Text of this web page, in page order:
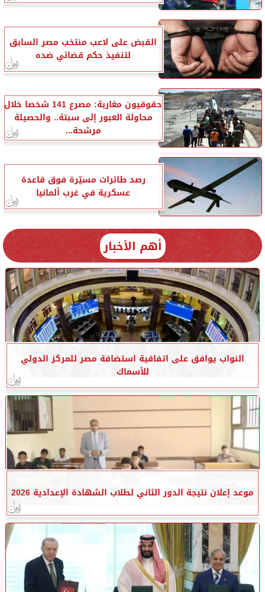
القبض على لاعب منتخب مصر السابق
لتنفيذ حكم قضائي ضده
حقوقيون مغاربة: مصرع 141 شخصا خلال
محاولة العبور إلى سبتة.. والحصيلة
مرشحة...
رصد طائرات مسيّرة فوق قاعدة
عسكرية في غرب ألمانيا
أهم الأخبار
النواب يوافق على اتفاقية استضافة مصر للمركز الدولي
للأسماك
موعد إعلان نتيجة الدور الثاني لطلاب الشهادة الإعدادية 2026